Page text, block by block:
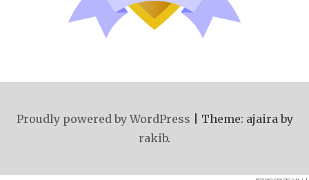
Proudly powered by WordPress
Theme: ajaira by
rakib.